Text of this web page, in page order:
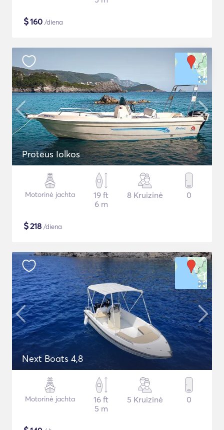
$160 /diena
Proteus Iolkos
Motorinė jachta
19 ft
6 m
8 Kruizinė 0
$218 /diena
Next Boats 4,8
Motorinė jachta
16 ft
5 m
5 Kruizinė 0